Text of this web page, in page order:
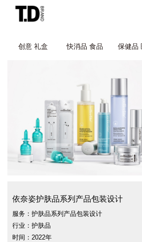
创意 礼盒 快消品 食品 保健品
依奈姿护肤品系列产品包装设计
服务：护肤品系列产品包装设计
行业：护肤品
时间：2022年